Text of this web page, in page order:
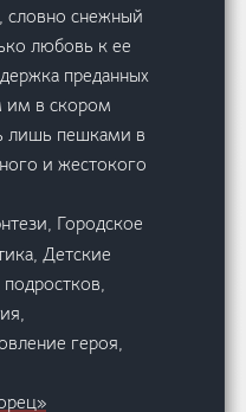
словно снежный
любовь к ее
преданных
им в скором
лишь пешками в
и жестокого
Городское
Детские
героя,